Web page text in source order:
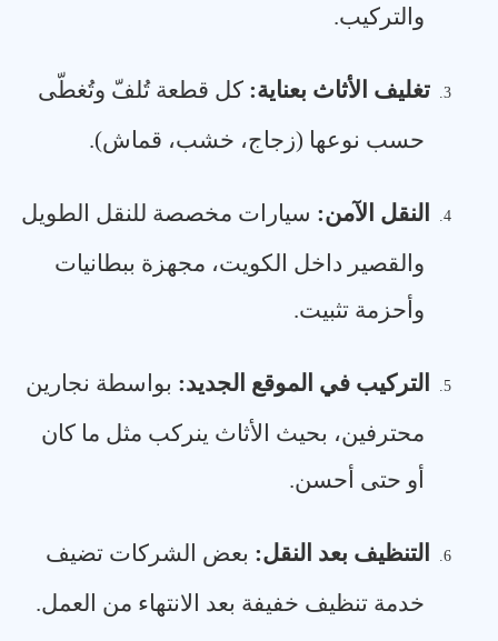
والتركيب.
3. تغليف الأثاث بعناية: كل قطعة تُلفّ وتُغطّى
حسب نوعها (زجاج، خشب، قماش).
4. النقل الآمن: سيارات مخصصة للنقل الطويل
والقصير داخل الكويت، مجهزة ببطانيات
وأحزمة تثبيت.
5. التركيب في الموقع الجديد: بواسطة نجارين
محترفين، بحيث الأثاث ينركب مثل ما كان
أو حتى أحسن.
6. التنظيف بعد النقل: بعض الشركات تضيف
خدمة تنظيف خفيفة بعد الانتهاء من العمل.